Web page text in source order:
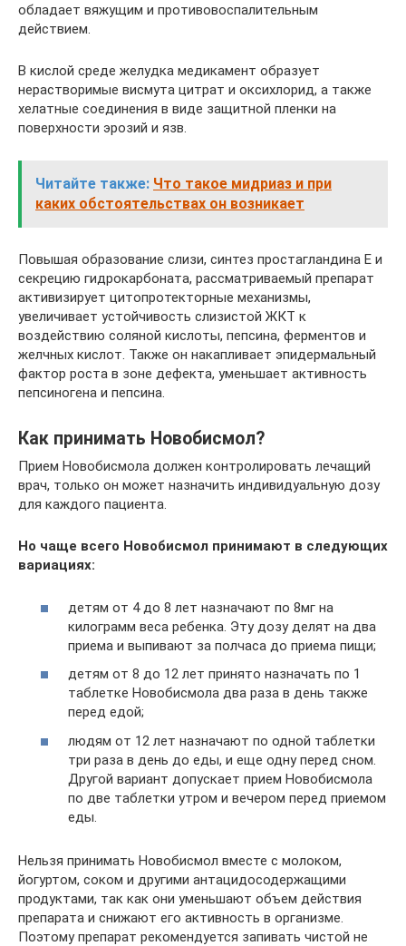
обладает вяжущим и противовоспалительным
действием.
В кислой среде желудка медикамент образует
нерастворимые висмута цитрат и оксихлорид, а также
хелатные соединения в виде защитной пленки на
поверхности эрозий и язв.
Читайте также: Что такое мидриаз и при
каких обстоятельствах он возникает
Повышая образование слизи, синтез простагландина Е и
секрецию гидрокарбоната, рассматриваемый препарат
активизирует цитопротекторные механизмы,
увеличивает устойчивость слизистой ЖКТ к
воздействию соляной кислоты, пепсина, ферментов и
желчных кислот. Также он накапливает эпидермальный
фактор роста в зоне дефекта, уменьшает активность
пепсиногена и пепсина.
Как принимать Новобисмол?
Прием Новобисмола должен контролировать лечащий
врач, только он может назначить индивидуальную дозу
для каждого пациента.
Но чаще всего Новобисмол принимают в следующих
вариациях:
детям от 4 до 8 лет назначают по 8мг на
килограмм веса ребенка. Эту дозу делят на два
приема и выпивают за полчаса до приема пищи;
детям от 8 до 12 лет принято назначать по 1
таблетке Новобисмола два раза в день также
перед едой;
людям от 12 лет назначают по одной таблетки
три раза в день до еды, и еще одну перед сном.
Другой вариант допускает прием Новобисмола
по две таблетки утром и вечером перед приемом
еды.
Нельзя принимать Новобисмол вместе с молоком,
йогуртом, соком и другими антацидосодержащими
продуктами, так как они уменьшают объем действия
препарата и снижают его активность в организме.
Поэтому препарат рекомендуется запивать чистой не